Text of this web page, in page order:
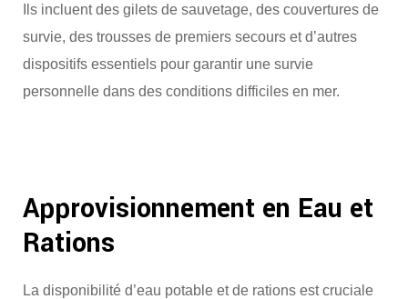
Ils incluent des gilets de sauvetage, des couvertures de
survie, des trousses de premiers secours et d’autres
dispositifs essentiels pour garantir une survie
personnelle dans des conditions difficiles en mer.
Approvisionnement en Eau et
Rations
La disponibilité d’eau potable et de rations est cruciale